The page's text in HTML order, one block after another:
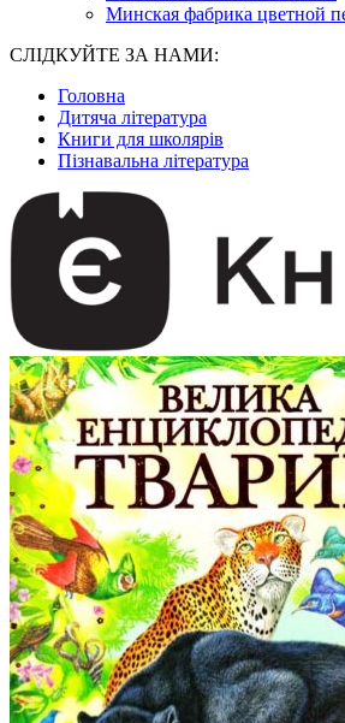
Минская фабрика цветной
СЛІДКУЙТЕ ЗА НАМИ:
Головна
Дитяча література
Книги для школярів
Пізнавальна література